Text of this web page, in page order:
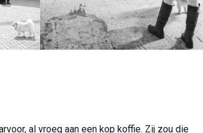
al vroeg aan een kop koffie. Zij zou die